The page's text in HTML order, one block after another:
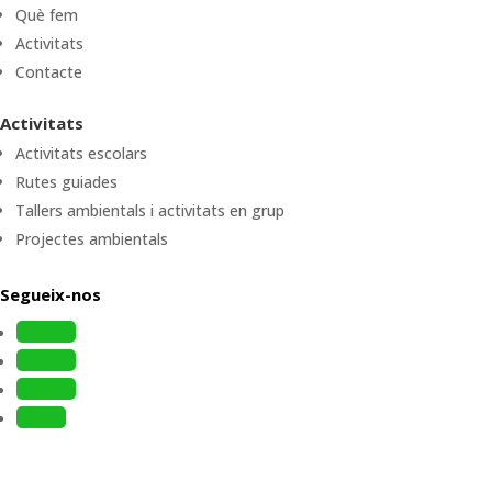
Què fem
Activitats
Contacte
Activitats
Activitats escolars
Rutes guiades
Tallers ambientals i activitats en grup
Projectes ambientals
Segueix-nos
Follow
Follow
Follow
Follow